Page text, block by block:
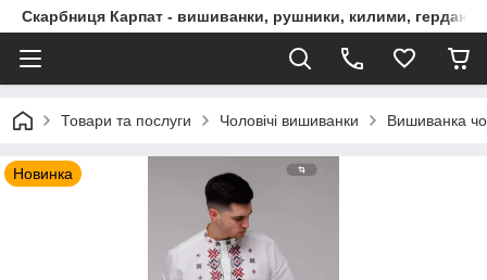
Скарбниця Карпат - вишиванки, рушники, килими, гердани,
Товари та послуги Чоловічі вишиванки Вишиванка
Новинка